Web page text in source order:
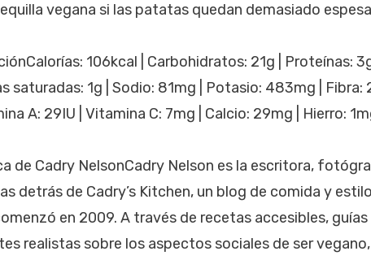
vegana si las patatas quedan demasiado
106kcal | Carbohidratos: 21g | Proteínas: 3g
saturadas: 1g | Sodio: 81mg | Potasio: 483mg | Fibra:
A: 29IU | Vitamina C: 7mg | Calcio: 29mg | Hierro:
de Cadry NelsonCadry Nelson es la escritora,
detrás de Cadry’s Kitchen, un blog de comida y
en 2009. A través de recetas accesibles,
realistas sobre los aspectos sociales de ser